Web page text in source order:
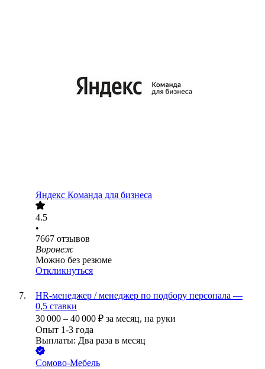
Яндекс Команда для бизнеса
4.5
•
7667 отзывов
Воронеж
Можно без резюме
Откликнуться
HR-менеджер / менеджер по подбору персонала —
0,5 ставки
30 000 – 40 000 ₽ за месяц, на руки
Опыт 1-3 года
Выплаты: Два раза в месяц
Сомово-Мебель